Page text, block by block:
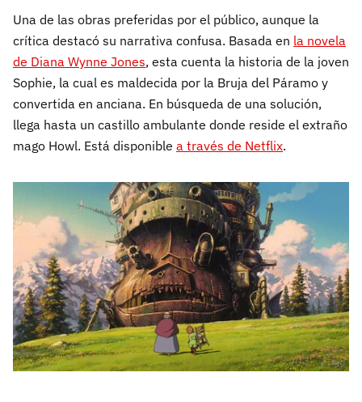
Una de las obras preferidas por el público, aunque la
crítica destacó su narrativa confusa. Basada en la novela
de Diana Wynne Jones, esta cuenta la historia de la joven
Sophie, la cual es maldecida por la Bruja del Páramo y
convertida en anciana. En búsqueda de una solución,
llega hasta un castillo ambulante donde reside el extraño
mago Howl. Está disponible a través de Netflix.